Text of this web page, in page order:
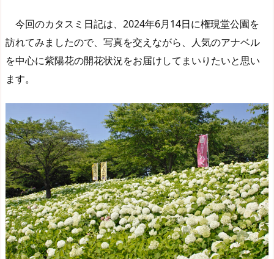
今回のカタスミ日記は、2024年6月14日に権現堂公園を
訪れてみましたので、写真を交えながら、人気のアナベル
を中心に紫陽花の開花状況をお届けしてまいりたいと思い
ます。